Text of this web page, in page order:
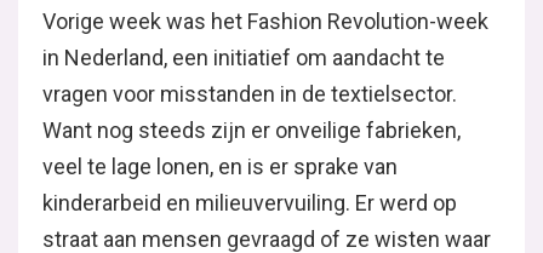
Vorige week was het Fashion Revolution-week
in Nederland, een initiatief om aandacht te
vragen voor misstanden in de textielsector.
Want nog steeds zijn er onveilige fabrieken,
veel te lage lonen, en is er sprake van
kinderarbeid en milieuvervuiling. Er werd op
straat aan mensen gevraagd of ze wisten waar